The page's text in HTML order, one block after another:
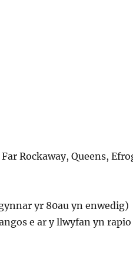
Rockaway, Queens,
yr 80au yn enwedig)
e ar y llwyfan yn rapio